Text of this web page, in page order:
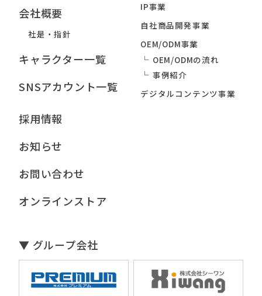
会社概要
社是・指針
キャラクター一覧
SNSアカウント一覧
IP事業
自社商品開発事業
OEM/ODM事業
OEM/ODMの流れ
事例紹介
デジタルコンテンツ事業
採用情報
お知らせ
お問い合わせ
オンラインストア
▼ グループ会社